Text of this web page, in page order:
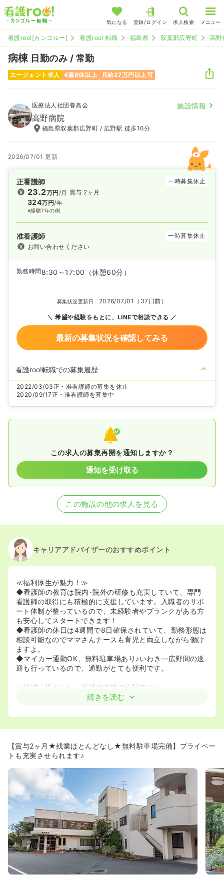
気になる 登録/ログイン 求人検索 メニュー
看護roo![カンゴルー] 看護roo! 転職 福島県 双葉郡広野町 高野
病棟 日勤のみ / 常勤
エージェント求人 4週8休以上 月給27万円以上可
医療法人社団養高会 施設情報
高野病院
福島県双葉郡広野町 / 広野駅 徒歩16分
2026/07/01 更新
正看護師 一時募集休止
23.2万円/月
324万円/年
※経験7年の例
賞与 2ヶ月
准看護師
一時募集休止
お問い合わせください
勤務時間 8:30～17:00 （休憩60分）
募集状況更新日： 2026/07/01（37日前）
希望や経験をもとに、LINEで相談できる
最新の募集状況を確認してみる
看護roo!転職での募集履歴
2022/03/03正・准看護師の募集を休止
2020/09/17正・准看護師を募集中
この求人の募集再開を通知しますか？
通知を受け取る
この施設の他の求人を見る
キャリアアドバイザーのおすすめポイント
≪福利厚生が魅力！≫
◆看護師の教育は院内･院外の研修も充実していて、専門
看護師の取得にも積極的に支援しています。入職者のサポ
ート体制が整っているので、未経験者やブランクがある方
も安心してスタートできます！
◆看護師の休日は4週間で8日確保されていて、勤務形態は
相談可能なのでママさんナースも育児と両立しながら働け
ますよ。
◆マイカー通勤OK、無料駐車場あり♪いわき―広野間の送
迎も行っているので、通勤がとても便利です。
≪地域に根ざした、地域の中核の病院です≫
◆地域医療の要として、これからも地域を支え、住民に寄
着・育成に力を入れ、働き続けられる職場づくりを目指し
《キャリアアップを目指すことができる環境です》
◆資格取得支援制度がございます！経済的な支援が、受講
務内での講義で日勤扱いで給料も出ます。実際に認定看護
師取得された実績もございます。
≪様々な働き方が叶えることのできる職場です≫
◆今後の人生なども含めて考えることができる職場です。
結婚・子育てをすることもできますし、ブランクからの復
帰やもう一度病棟にチャレンジしたいなどの希望が叶う職
場です。
◆残業も少なめなので、定時にしっかりと帰って家事もし
っかりと行えます♪
◆車通勤も可能なので、お子さんの送り迎えも問題なく行
えますね！
続きを読む
【賞与2ヶ月★残業ほとんどなし★無料駐車場完備】プライベー
トも充実させられます♪